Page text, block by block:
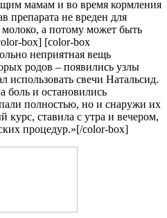
мамам и во время кормления
препарата не вреден для
молоко, а потому может быть
box] [color-box
неприятная вещь
родов – появились узлы
использовать свечи Натальсид.
боль и остановились
полностью, но и снаружи их
курс, ставила с утра и вечером,
процедур.»[/color-box]